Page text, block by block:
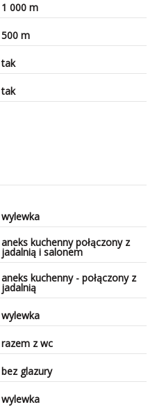
1 000 m
500 m
tak
tak
wylewka
aneks kuchenny połączony z
jadalnią i salonem
aneks kuchenny - połączony z
jadalnią
wylewka
razem z wc
bez glazury
wylewka